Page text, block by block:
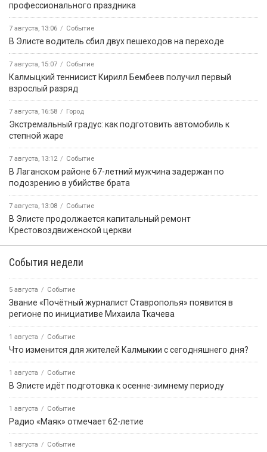
профессионального праздника
7 августа, 13:06 Событие
В Элисте водитель сбил двух пешеходов на переходе
7 августа, 15:07 Событие
Калмыцкий теннисист Кирилл Бембеев получил первый
взрослый разряд
7 августа, 16:58 Город
Экстремальный градус: как подготовить автомобиль к
степной жаре
7 августа, 13:12 Событие
В Лаганском районе 67-летний мужчина задержан по
подозрению в убийстве брата
7 августа, 13:08 Событие
В Элисте продолжается капитальный ремонт
Крестовоздвиженской церкви
События недели
5 августа Событие
Звание «Почётный журналист Ставрополья» появится в
регионе по инициативе Михаила Ткачева
1 августа Событие
Что изменится для жителей Калмыкии с сегодняшнего дня?
1 августа Событие
В Элисте идёт подготовка к осенне-зимнему периоду
1 августа Событие
Радио «Маяк» отмечает 62-летие
1 августа Событие